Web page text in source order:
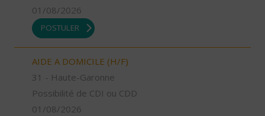
01/08/2026
POSTULER
AIDE A DOMICILE (H/F)
31 - Haute-Garonne
Possibilité de CDI ou CDD
01/08/2026